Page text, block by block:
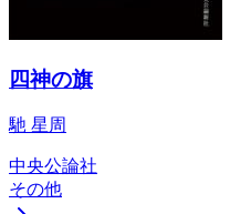
四神の旗
馳 星周
中央公論社
その他